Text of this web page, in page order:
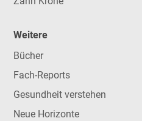
Weitere
Bücher
Fach-Reports
Gesundheit verstehen
Neue Horizonte